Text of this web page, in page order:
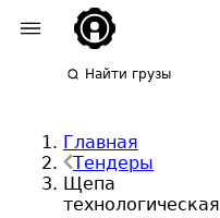
Найти грузы
Главная
Тендеры
Щепа
технологическая